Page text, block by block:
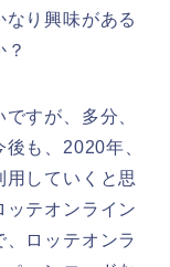
り興味がある
すが、多分、
も、2020年、
していくと思
ッテオンライン
ロッテオンラ